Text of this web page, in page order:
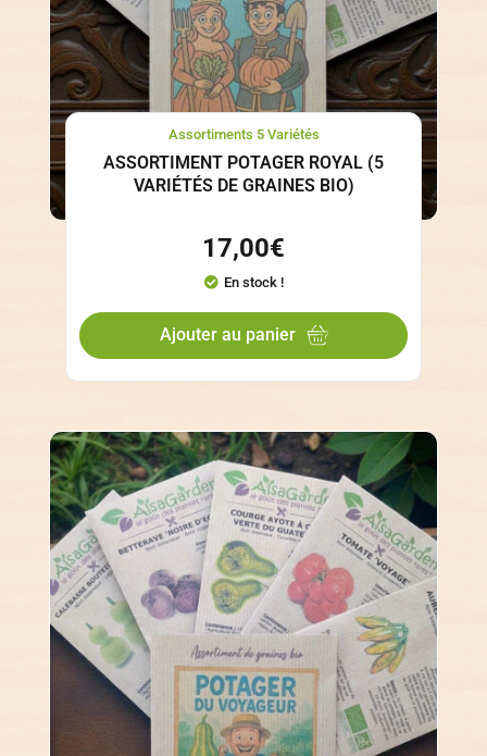
Assortiments 5 Variétés
ASSORTIMENT POTAGER ROYAL (5
VARIÉTÉS DE GRAINES BIO)
17,00€
En stock !
Ajouter au panier